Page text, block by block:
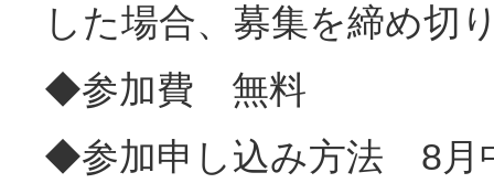
した場合、募集を締め切
◆参加費 無料
◆参加申し込み方法 8月